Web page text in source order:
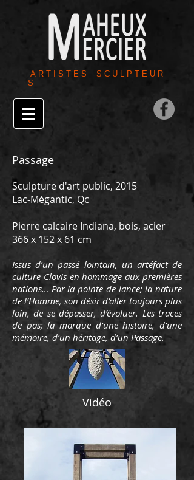
A R T I S T E S S C U L P T E U R
S
Passage
Sculpture d'art public, 2015
Lac-Mégantic, Qc
Pierre calcaire Indiana, bois, acier
366 x 152 x 61 cm
Issus d’un passé lointain, un artéfact de
culture Clovis en hommage aux premières
nations… Par la pointe de lance; la nature
de l’Homme, son désir d’aller toujours plus
loin, de se dépasser, d’évoluer. Les traces
de pas; la marque d’une histoire, d’une
mémoire, d’un héritage, d’un Passage.
Vidéo